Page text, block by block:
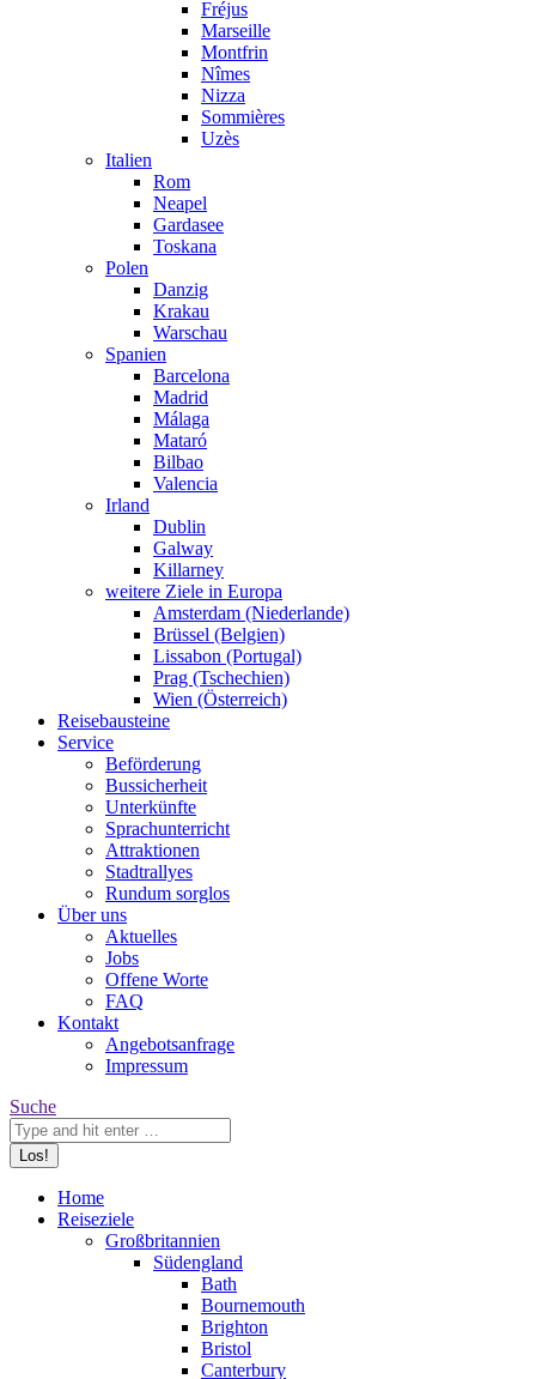
Fréjus
Marseille
Montfrin
Nîmes
Nizza
Sommières
Uzès
Italien
Rom
Neapel
Gardasee
Toskana
Polen
Danzig
Krakau
Warschau
Spanien
Barcelona
Madrid
Málaga
Mataró
Bilbao
Valencia
Irland
Dublin
Galway
Killarney
weitere Ziele in Europa
Amsterdam (Niederlande)
Brüssel (Belgien)
Lissabon (Portugal)
Prag (Tschechien)
Wien (Österreich)
Reisebausteine
Service
Beförderung
Bussicherheit
Unterkünfte
Sprachunterricht
Attraktionen
Stadtrallyes
Rundum sorglos
Über uns
Aktuelles
Jobs
Offene Worte
FAQ
Kontakt
Angebotsanfrage
Impressum
Search:
Suche
Home
Reiseziele
Großbritannien
Südengland
Bath
Bournemouth
Brighton
Bristol
Canterbury